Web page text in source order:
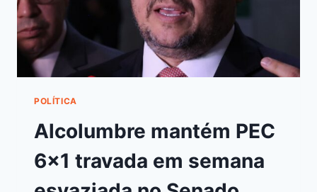
POLÍTICA
Alcolumbre mantém PEC
6×1 travada em semana